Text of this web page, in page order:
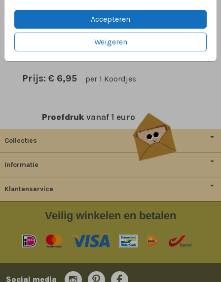
Accepteren
Weigeren
OMSCHRIJVING
Cognackleurig suède koord (10 meter). Geschikt
Prijs: € 6,95 per 1 Koordjes
Proefdruk vanaf 1 euro
Collecties
Informatie
Klantenservice
Veilig winkelen en betalen
Social media